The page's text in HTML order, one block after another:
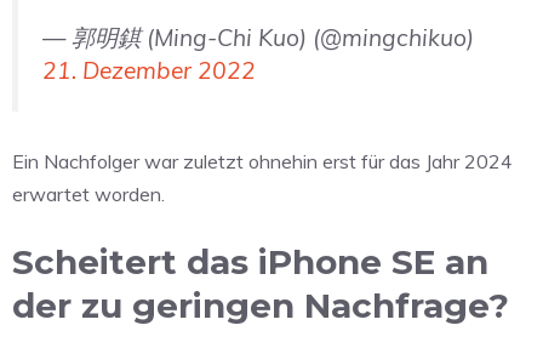
— 郭明錤 (Ming-Chi Kuo) (@mingchikuo)
21. Dezember 2022
Ein Nachfolger war zuletzt ohnehin erst für das Jahr 2024
erwartet worden.
Scheitert das iPhone SE an
der zu geringen Nachfrage?